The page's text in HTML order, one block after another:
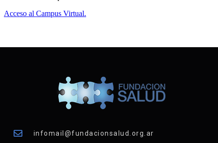
Acceso al Campus Virtual.
infomail@fundacionsalud.org.ar